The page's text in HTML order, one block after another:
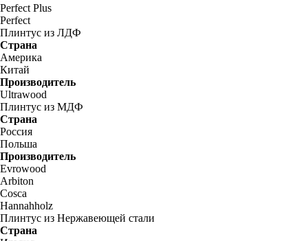
Perfect Plus
Perfect
Плинтус из ЛДФ
Страна
Америка
Китай
Производитель
Ultrawood
Плинтус из МДФ
Страна
Россия
Польша
Производитель
Evrowood
Arbiton
Cosca
Hannahholz
Плинтус из Нержавеющей стали
Страна